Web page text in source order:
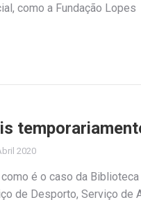
como a Fundação Lopes
2020
é o caso da Biblioteca
de Desporto, Serviço de